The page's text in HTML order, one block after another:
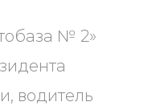
№ 2»
водитель